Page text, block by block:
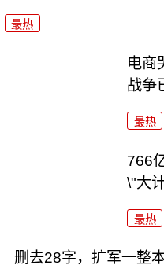
最热
电商
战争
最热
766
\"大
最热
删去28字，扩军一整